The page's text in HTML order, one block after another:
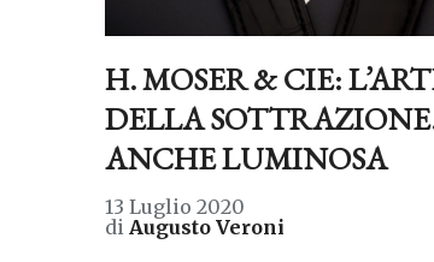
H. MOSER & CIE:
DELLA
ANCHE LUMINOSA
13 Luglio 2020
di Augusto Veroni